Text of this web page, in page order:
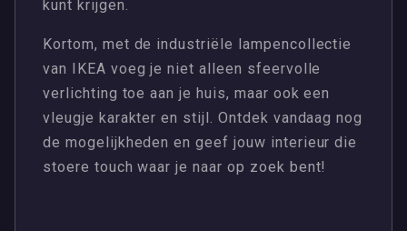
kunt krijgen.
Kortom, met de industriële lampencollectie
van IKEA voeg je niet alleen sfeervolle
verlichting toe aan je huis, maar ook een
vleugje karakter en stijl. Ontdek vandaag nog
de mogelijkheden en geef jouw interieur die
stoere touch waar je naar op zoek bent!